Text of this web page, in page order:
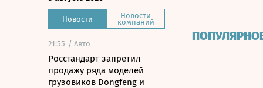
Новости Новости
компаний
21:55 / Авто
Росстандарт запретил
продажу ряда моделей
грузовиков Dongfeng и